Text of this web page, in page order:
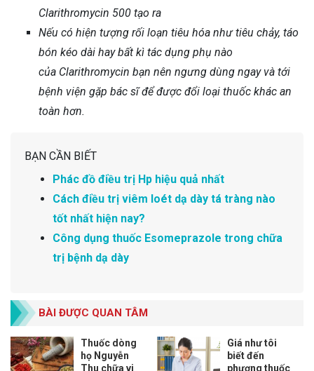
Clarithromycin 500 tạo ra
Nếu có hiện tượng rối loạn tiêu hóa như tiêu chảy, táo
bón kéo dài hay bất kì tác dụng phụ nào
của Clarithromycin bạn nên ngưng dùng ngay và tới
bệnh viện gặp bác sĩ để được đổi loại thuốc khác an
toàn hơn.
BẠN CẦN BIẾT
Phác đồ điều trị Hp hiệu quả nhất
Cách điều trị viêm loét dạ dày tá tràng nào
tốt nhất hiện nay?
Công dụng thuốc Esomeprazole trong chữa
trị bệnh dạ dày
BÀI ĐƯỢC QUAN TÂM
Thuốc dòng
họ Nguyễn
Thu chữa vi
Giá như tôi
biết đến
phương thuốc